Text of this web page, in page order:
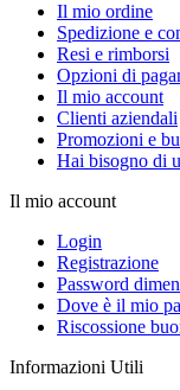
Il mio ordine
Spedizione e
Resi e rimborsi
Opzioni di
Il mio account
Clienti aziendali
Promozioni e
Hai bisogno di
Il mio account
Login
Registrazione
Password
Dove è il mio
Riscossione
Informazioni Utili